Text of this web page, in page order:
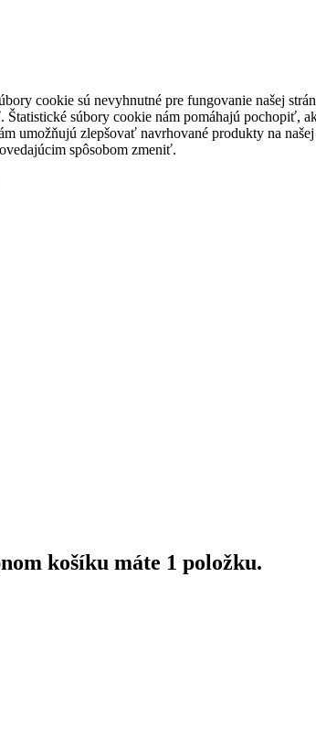
cookie sú nevyhnutné pre fungovanie našej
súbory cookie nám pomáhajú pochopiť,
umožňujú zlepšovať navrhované produkty na
spôsobom zmeniť.
košíku máte 1 položku.